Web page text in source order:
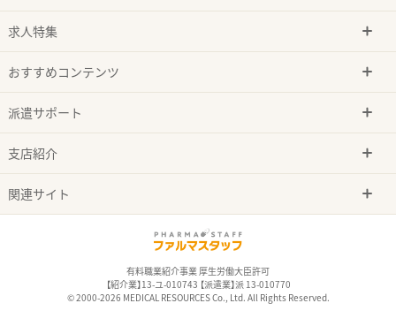
求人特集
おすすめコンテンツ
派遣サポート
支店紹介
関連サイト
有料職業紹介事業 厚生労働大臣許可
【紹介業】13-ユ-010743 【派遣業】派 13-010770
© 2000-2026 MEDICAL RESOURCES Co., Ltd. All Rights Reserved.